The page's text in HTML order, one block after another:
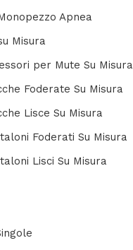
Apnea
Misura
per Mute Su Misura
Foderate Su Misura
Lisce Su Misura
Foderati Su Misura
Lisci Su Misura